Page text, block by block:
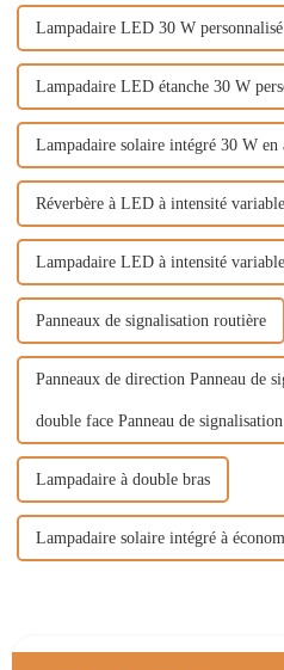
Lampadaire LED 30 W personnalisé
Lampadaire LED étanche 30 W
Lampadaire solaire intégré 30 W
Réverbère à LED à intensité variable
Lampadaire LED à intensité
Panneaux de signalisation routière
Panneaux de direction Panneau de
double face Panneau de
Lampadaire à double bras
Lampadaire solaire intégré à